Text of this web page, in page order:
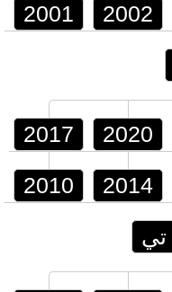
2001 2002
2017 2020
2010 2014